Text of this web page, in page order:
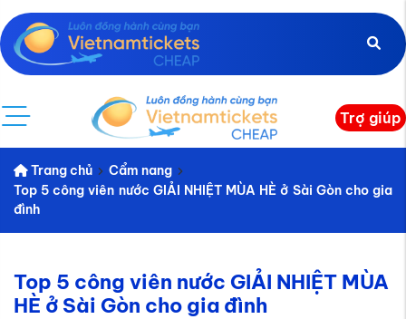
Trợ giúp
Trang chủ
Cẩm nang
Top 5 công viên nước GIẢI NHIỆT MÙA HÈ ở Sài Gòn cho gia
đình
Top 5 công viên nước GIẢI NHIỆT MÙA
HÈ ở Sài Gòn cho gia đình